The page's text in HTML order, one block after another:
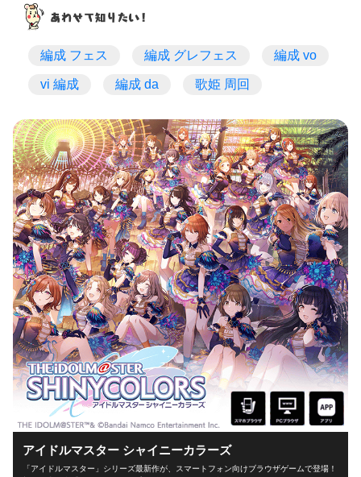
編成 フェス 編成 グレフェス 編成 vo
vi 編成 編成 da 歌姫 周回
アイドルマスター シャイニーカラーズ
「アイドルマスター」シリーズ最新作が、スマートフォン向けブラウザゲームで登場！